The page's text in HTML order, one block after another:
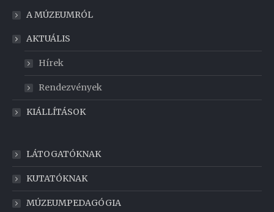
A MÚZEUMRÓL
AKTUÁLIS
Hírek
Rendezvények
KIÁLLÍTÁSOK
LÁTOGATÓKNAK
KUTATÓKNAK
MÚZEUMPEDAGÓGIA